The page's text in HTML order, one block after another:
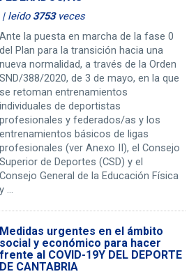
| leído 3753veces
Ante la puesta en marcha de la fase 0
del Plan para la transición hacia una
nueva normalidad, a través de la Orden
SND/388/2020, de 3 de mayo, en la que
se retoman entrenamientos
individuales de deportistas
profesionales y federados/as y los
entrenamientos básicos de ligas
profesionales (ver Anexo II), el Consejo
Superior de Deportes (CSD) y el
Consejo General de la Educación Física
y ...
Medidas urgentes en el ámbito
social y económico para hacer
frente al COVID-19Y DEL DEPORTE
DE CANTABRIA